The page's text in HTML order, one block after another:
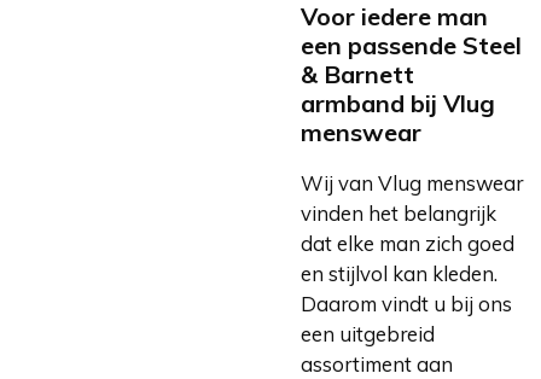
Voor iedere man
een passende Steel
& Barnett
armband bij Vlug
menswear
Wij van Vlug menswear
vinden het belangrijk
dat elke man zich goed
en stijlvol kan kleden.
Daarom vindt u bij ons
een uitgebreid
assortiment aan